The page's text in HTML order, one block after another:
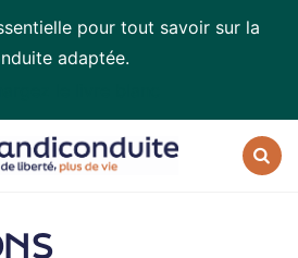
pour tout savoir sur la
adaptée.